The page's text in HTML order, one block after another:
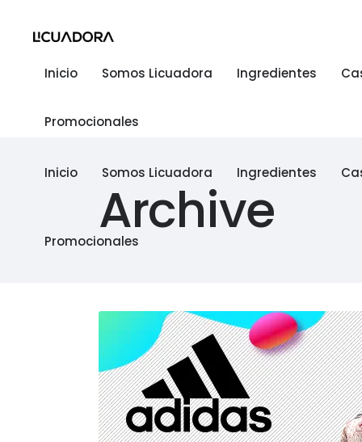
Inicio Somos Licuadora Ingredientes
Promocionales
Inicio Somos Licuadora Ingredientes
Promocionales
Archive